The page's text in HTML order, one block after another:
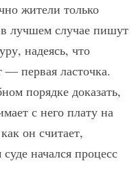
жители только
лучшем случае пишут
надеясь, что
первая ласточка.
порядке доказать,
с него плату на
он считает,
начался процесс